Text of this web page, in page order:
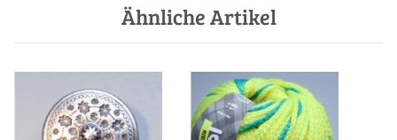
Ähnliche Artikel